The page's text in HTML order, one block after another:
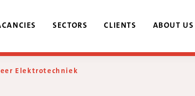
SECTORS CLIENTS ABOUT US
Elektrotechniek